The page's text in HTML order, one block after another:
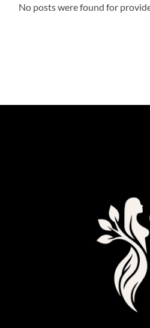
No posts were found for